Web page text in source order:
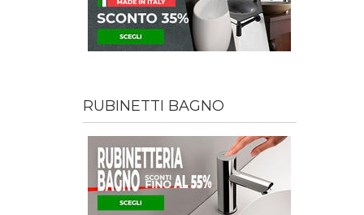
RUBINETTI BAGNO